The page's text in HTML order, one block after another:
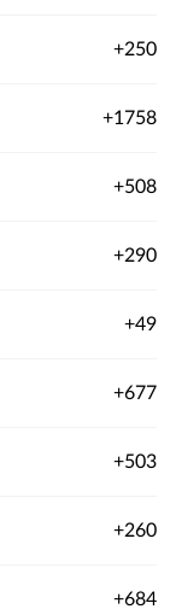
+250
+1758
+508
+290
+49
+677
+503
+260
+684